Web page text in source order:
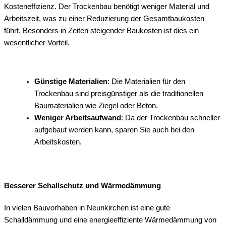
Kosteneffizienz. Der Trockenbau benötigt weniger Material und
Arbeitszeit, was zu einer Reduzierung der Gesamtbaukosten
führt. Besonders in Zeiten steigender Baukosten ist dies ein
wesentlicher Vorteil.
Günstige Materialien: Die Materialien für den
Trockenbau sind preisgünstiger als die traditionellen
Baumaterialien wie Ziegel oder Beton.
Weniger Arbeitsaufwand: Da der Trockenbau schneller
aufgebaut werden kann, sparen Sie auch bei den
Arbeitskosten.
Besserer Schallschutz und Wärmedämmung
In vielen Bauvorhaben in Neunkirchen ist eine gute
Schalldämmung und eine energieeffiziente Wärmedämmung von